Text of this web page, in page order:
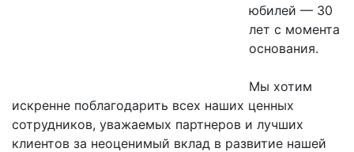
юбилей — 30
лет с момента
основания.
Мы хотим
искренне поблагодарить всех наших ценных
сотрудников, уважаемых партнеров и лучших
клиентов за неоценимый вклад в развитие нашей